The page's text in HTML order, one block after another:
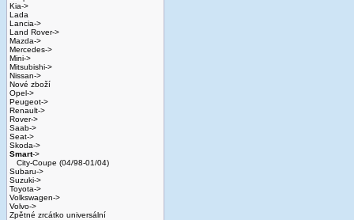
Kia->
Lada
Lancia->
Land Rover->
Mazda->
Mercedes->
Mini->
Mitsubishi->
Nissan->
Nové zboží
Opel->
Peugeot->
Renault->
Rover->
Saab->
Seat->
Skoda->
Smart->
City-Coupe (04/98-01/04)
Subaru->
Suzuki->
Toyota->
Volkswagen->
Volvo->
Zpětné zrcátko universální